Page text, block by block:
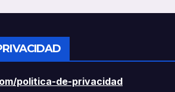
politica-de-privacidad